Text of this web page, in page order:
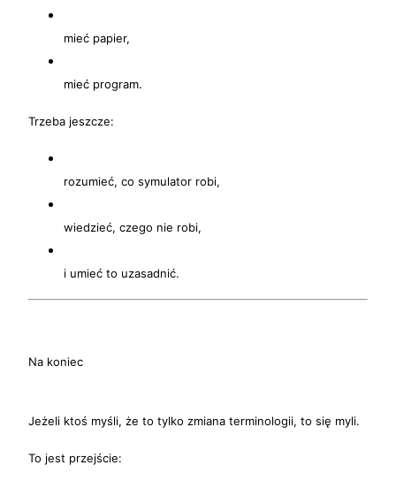
mieć papier,
mieć program.
Trzeba jeszcze:
rozumieć, co symulator robi,
wiedzieć, czego nie robi,
i umieć to uzasadnić.
Na koniec
Jeżeli ktoś myśli, że to tylko zmiana terminologii, to się myli.
To jest przejście: